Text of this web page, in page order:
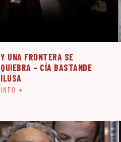
Y UNA FRONTERA SE
QUIEBRA – CÍA BASTANDE
ILUSA
INFO +